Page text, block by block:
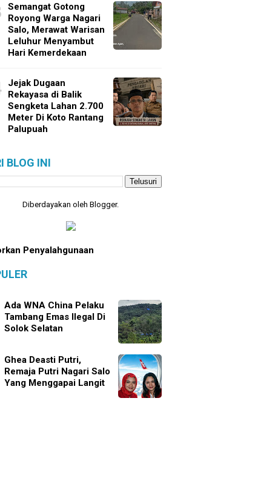
Semangat Gotong
Royong Warga Nagari
Salo, Merawat Warisan
Leluhur Menyambut
Hari Kemerdekaan
Jejak Dugaan
Rekayasa di Balik
Sengketa Lahan 2.700
Meter Di Koto Rantang
Palupuah
BLOG INI
Diberdayakan oleh Blogger.
Penyalahgunaan
Ada WNA China Pelaku
Tambang Emas Ilegal Di
Solok Selatan
Ghea Deasti Putri,
Remaja Putri Nagari Salo
Yang Menggapai Langit